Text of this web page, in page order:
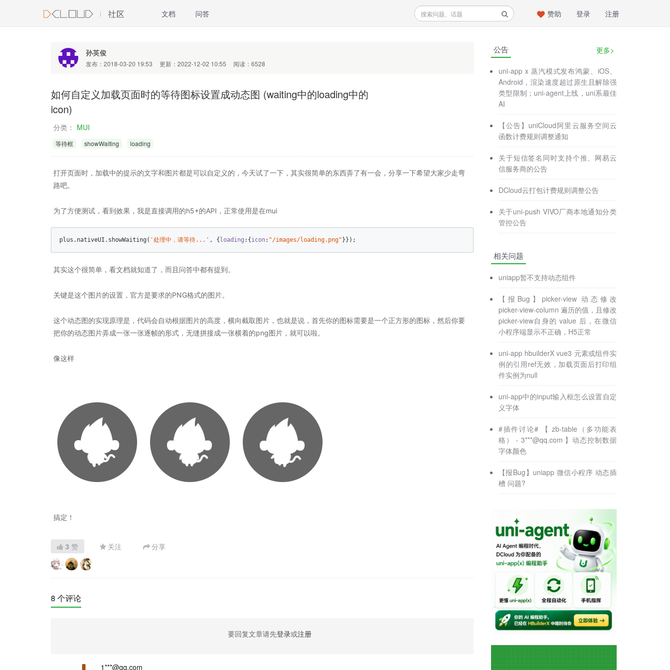
文档 问答 注册
登录
赞助
孙英俊
发布：2018-03-20 19:53 更新：2022-12-02 10:55 阅读：6528
如何自定义加载页面时的等待图标设置成动态图 (waiting中的loading中的
icon)
分类： MUI
等待框 showWaiting loading
打开页面时，加载中的提示的文字和图片都是可以自定义的，今天试了一下，其实很简单的东西弄了有一会，分享一下希望大家少走弯
路吧。
为了方便测试，看到效果，我是直接调用的h5+的API，正常使用是在mui
plus.nativeUI.showWaiting( '处理中，请等待...' , { loading :{ icon: "/images/loading.png" }});
其实这个很简单，看文档就知道了，而且问答中都有提到。
关键是这个图片的设置，官方是要求的PNG格式的图片。
这个动态图的实现原理是，代码会自动根据图片的高度，横向截取图片，也就是说，首先你的图标需要是一个正方形的图标，然后你要
把你的动态图片弄成一张一张逐帧的形式，无缝拼接成一张横着的png图片，就可以啦。
像这样
搞定！
3 赞 关注 分享
8 个评论
要回复文章请先登录或注册
1***@qq.com
公告 更多>
uni-app x 蒸汽模式发布鸿蒙、iOS、
Android，渲染速度超过原生且解除强
类型限制；uni-agent上线，uni系最佳
AI
【公告】uniCloud阿里云服务空间云
函数计费规则调整通知
关于短信签名同时支持个推、网易云
信服务商的公告
DCloud云打包计费规则调整公告
关于uni-push VIVO厂商本地通知分类
管控公告
相关问题
uniapp暂不支持动态组件
【报Bug】picker-view 动态修改
picker-view-column 遍历的值，且修改
picker-view自身的 value 后，在微信
小程序端显示不正确，H5正常
uni-app hbuilderX vue3 元素或组件实
例的引用ref无效，加载页面后打印组
件实例为null
uni-app中的input输入框怎么设置自定
义字体
#插件讨论# 【 zb-table（多功能表
格） - 3***@qq.com 】动态控制数据
字体颜色
【报Bug】uniapp 微信小程序 动态插
槽 问题?